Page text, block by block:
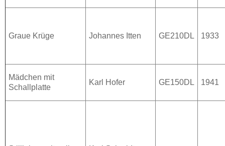
Graue Krüge Johannes Itten GE210DL 1933
Mädchen mit
Schallplatte
Karl Hofer GE150DL 1941